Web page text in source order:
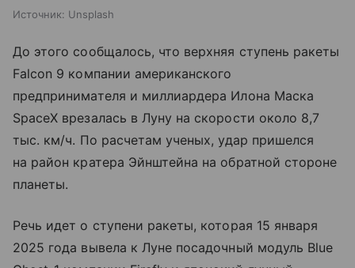
Источник: Unsplash
До этого сообщалось, что верхняя ступень ракеты
Falcon 9 компании американского
предпринимателя и миллиардера Илона Маска
SpaceX врезалась в Луну на скорости около 8,7
тыс. км/ч. По расчетам ученых, удар пришелся
на район кратера Эйнштейна на обратной стороне
планеты.
Речь идет о ступени ракеты, которая 15 января
2025 года вывела к Луне посадочный модуль Blue